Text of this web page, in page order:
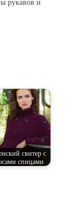
свитер с
спицами